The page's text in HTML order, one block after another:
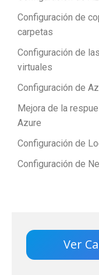
Configuración de
carpetas
Configuración de
virtuales
Configuración de
Mejora de la
Azure
Configuración de
Configuración de
Ver